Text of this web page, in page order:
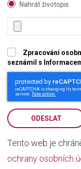
Nahrát životopis
Zpracování
seznámil s
ODESLAT
Tento web je
ochrany osobních